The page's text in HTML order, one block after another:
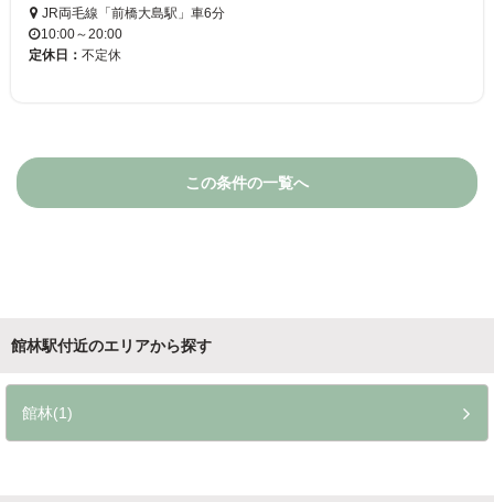
JR両毛線「前橋大島駅」車6分
10:00～20:00
定休日： 不定休
この条件の一覧へ
館林駅付近のエリアから探す
館林(1)